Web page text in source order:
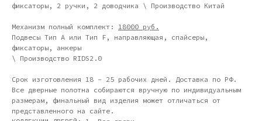
фиксаторы, 2 ручки, 2 доводчика \ Производство Китай
Механизм полный комплект: 18000 руб.
Подвесы Тип А или Тип F, направляющая, спайсеры,
фиксаторы, анкеры
\ Производство RIDS2.0
Срок изготовления 18 - 25 рабочих дней. Доставка по РФ.
Все дверные полотна собираются вручную по индивидуальным
размерам, финальный вид изделия может отличаться от
представленного на сайте.
Москва - производство картин
на холсте ( Москва,
Полимерная дом 8 \ ПН-ПТ 9-
Связь с нами:
Из-за большого количества
спама предпочитаем общение